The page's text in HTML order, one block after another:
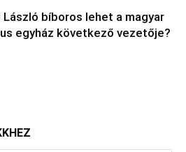
László bíboros lehet a magyar
egyház következő vezetője?